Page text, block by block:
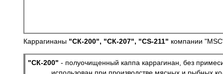
Каррагинаны "СК-200", "СК-207", "СS-211" компании
"СК-200" - полуочищенный каппа каррагинан, без
использован при производстве мясных и рыбных